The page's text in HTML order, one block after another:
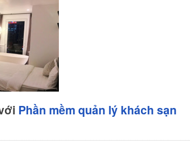
Phần mềm quản lý khách sạn